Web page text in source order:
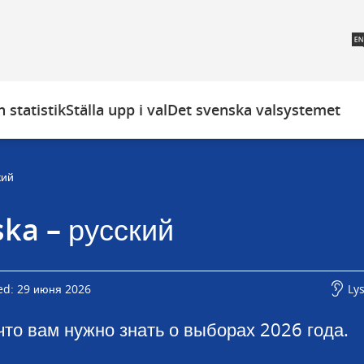
statistikStälla upp i valDet svenska valsystemet
– русский
29 июня 2026
вам нужно знать о выборах 2026 года.